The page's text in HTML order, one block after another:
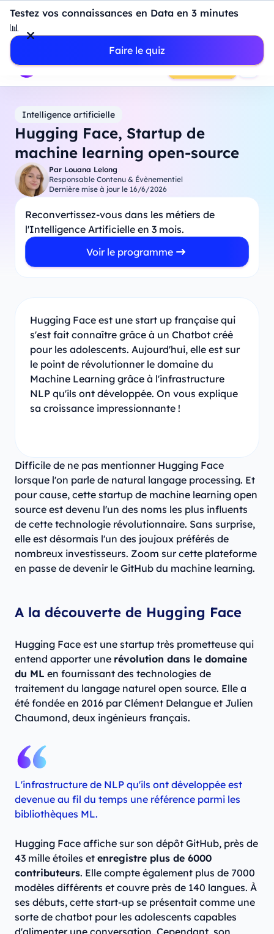
Testez vos connaissances en Data en 3 minutes
📊
Faire le quiz
Introduction à Power BI : construisez votre premier
dashboard de A à Z
- Mardi 11
18h00
Professionnels
Étudiants Parents Entreprises
Prendre RDV
Intelligence artificielle
Hugging Face, Startup de
machine learning open-source
Par Louana Lelong
Responsable Contenu & Évènementiel
Dernière mise à jour le 16/6/2026
Reconvertissez-vous dans les métiers de
l'Intelligence Artificielle en 3 mois.
Voir le programme
Hugging Face est une start up française qui
s'est fait connaître grâce à un Chatbot créé
pour les adolescents. Aujourd'hui, elle est sur
le point de révolutionner le domaine du
Machine Learning grâce à l'infrastructure
NLP qu'ils ont développée. On vous explique
sa croissance impressionnante !
Difficile de ne pas mentionner Hugging Face
lorsque l'on parle de natural langage processing. Et
pour cause, cette startup de machine learning open
source est devenu l'un des noms les plus influents
de cette technologie révolutionnaire. Sans surprise,
elle est désormais l'un des joujoux préférés de
nombreux investisseurs. Zoom sur cette plateforme
en passe de devenir le GitHub du machine learning.
A la découverte de Hugging Face
Hugging Face est une startup très prometteuse qui
entend apporter une révolution dans le domaine
du ML en fournissant des technologies de
traitement du langage naturel open source. Elle a
été fondée en 2016 par Clément Delangue et Julien
Chaumond, deux ingénieurs français.
L'infrastructure de NLP qu'ils ont développée est
devenue au fil du temps une référence parmi les
bibliothèques ML.
Hugging Face affiche sur son dépôt GitHub, près de
43 mille étoiles et enregistre plus de 6000
contributeurs. Elle compte également plus de 7000
modèles différents et couvre près de 140 langues. À
ses débuts, cette start-up se présentait comme une
sorte de chatbot pour les adolescents capables
d'alimenter une conversation. Cependant, son